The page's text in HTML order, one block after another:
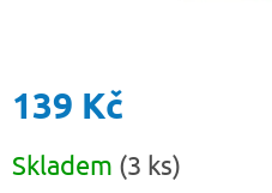
139 Kč
cena:
Skladem (3 ks)